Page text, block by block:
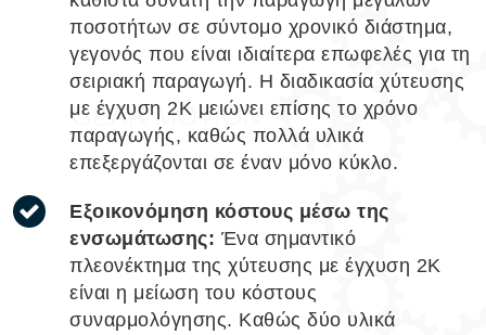
ποσοτήτων σε σύντομο χρονικό διάστημα,
γεγονός που είναι ιδιαίτερα επωφελές για τη
σειριακή παραγωγή. Η διαδικασία χύτευσης
με έγχυση 2Κ μειώνει επίσης το χρόνο
παραγωγής, καθώς πολλά υλικά
επεξεργάζονται σε έναν μόνο κύκλο.
Εξοικονόμηση κόστους μέσω της
ενσωμάτωσης: Ένα σημαντικό
πλεονέκτημα της χύτευσης με έγχυση 2Κ
είναι η μείωση του κόστους
συναρμολόγησης. Καθώς δύο υλικά